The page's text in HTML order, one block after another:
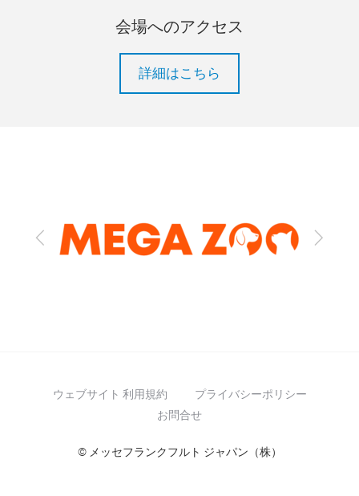
会場へのアクセス
詳細はこちら
Previous Next
ウェブサイト 利用規約
プライバシーポリシー
お問合せ
© メッセフランクフルト ジャパン（株）